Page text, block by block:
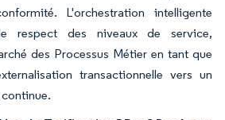
L'orchestration intelligente
respect des niveaux de service,
des Processus Métier en tant que
transactionnelle vers un